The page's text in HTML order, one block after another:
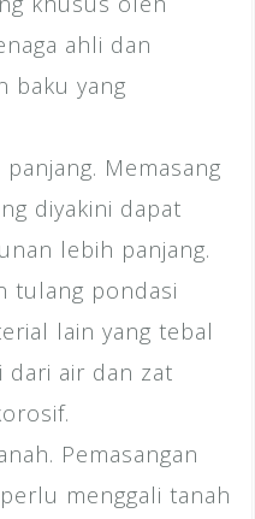
ahli dan
baku yang
Memasang
diyakini dapat
lebih panjang.
tulang pondasi
lain yang tebal
dari air dan zat
Pemasangan
menggali tanah